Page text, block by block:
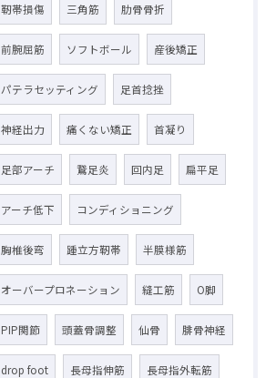
靭帯損傷 三角筋 肋骨骨折
前腕屈筋 ソフトボール 産後矯正
パテラセッティング 足首捻挫
神経出力 痛くない矯正 首凝り
足部アーチ 鵞足炎 回内足 扁平足
アーチ低下 コンディショニング
胸椎後弯 踵立方靭帯 半膜様筋
オーバープロネーション 縫工筋 O脚
PIP関節 頭蓋骨調整 仙骨 腓骨神経
drop foot 長母指伸筋 長母指外転筋